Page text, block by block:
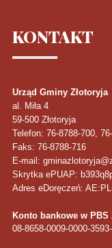
KONTAKT
Urząd Gminy Złotoryja
al. Miła 4
59-500 Złotoryja
Telefon: 76-8788-700,
Faks: 76-8788-716
E-mail:
Skrytka ePUAP:
Adres eDoręczeń:
Konto bankowe w PBS
08-8658-0009-0000-